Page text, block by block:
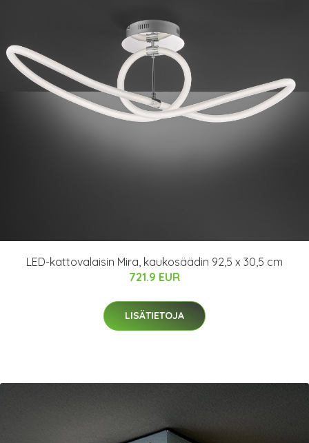
LED-kattovalaisin Mira, kaukosäädin 92,5 x 30,5 cm
721.9 EUR
LISÄTIETOJA